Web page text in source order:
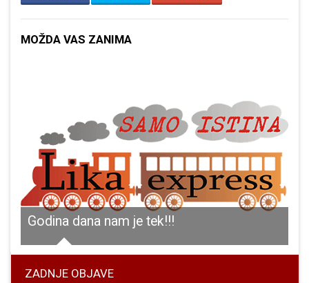
MOŽDA VAS ZANIMA
Godina dana nam je tek!!!
ZADNJE OBJAVE